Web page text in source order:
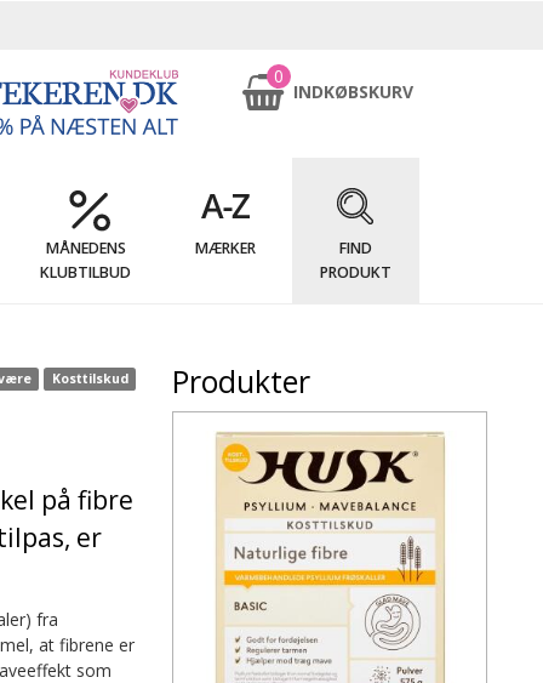
0
INDKØBSKURV
MÅNEDENS
KLUBTILBUD
MÆRKER
FIND
PRODUKT
Kosttilskud
på fibre
er
fra
at fibrene er
som
Produkter